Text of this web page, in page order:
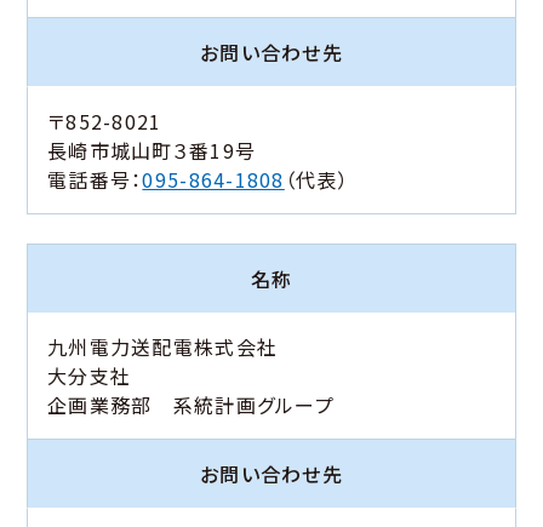
お問い合わせ先
〒852-8021
長崎市城山町３番19号
電話番号：095-864-1808 （代表）
名称
九州電力送配電株式会社
大分支社
企画業務部 系統計画グループ
お問い合わせ先